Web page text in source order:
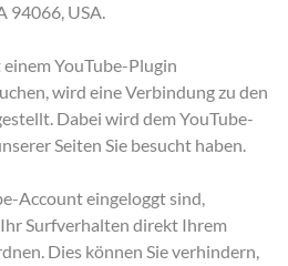
94066, USA.
YouTube-Plugin
wird eine Verbindung zu den
Dabei wird dem YouTube-
Seiten Sie besucht haben.
Account eingeloggt sind,
Surfverhalten direkt Ihrem
Dies können Sie verhindern,